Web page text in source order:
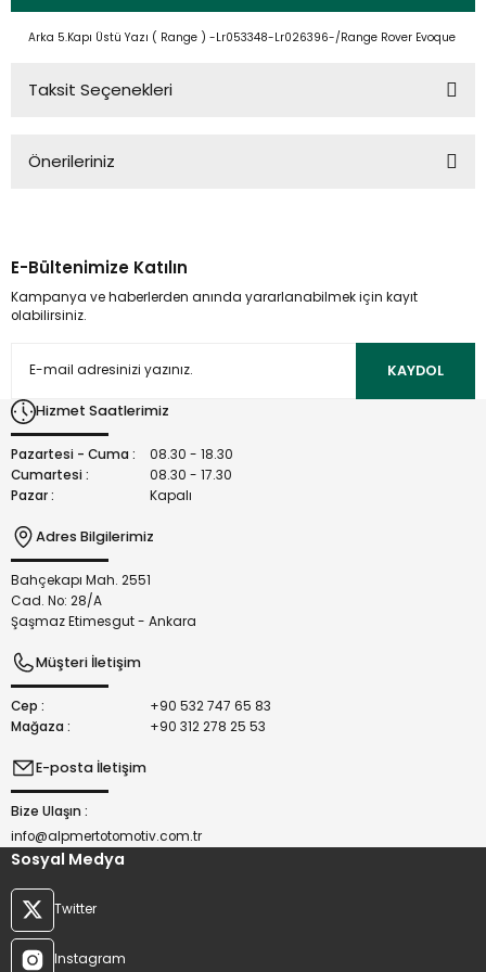
Arka 5.Kapı Üstü Yazı ( Range ) -Lr053348-Lr026396-/Range Rover Evoque
Taksit Seçenekleri
Önerileriniz
kullanarak tarafımıza iletebilirsiniz.
Görüş ve önerileriniz için teşekkür ederiz.
Ürün açıklamasında eksik bilgiler bulunuyor.
Bu ürüne benzer farklı alternatifler olmalı.
E-Bültenimize Katılın
Kampanya ve haberlerden anında yararlanabilmek için kayıt
olabilirsiniz.
KAYDOL
Hizmet Saatlerimiz
Pazartesi - Cuma :
08.30 - 18.30
Cumartesi :
08.30 - 17.30
Pazar :
Kapalı
Adres Bilgilerimiz
Bahçekapı Mah. 2551
Cad. No: 28/A
Şaşmaz Etimesgut - Ankara
Müşteri İletişim
Cep :
+90 532 747 65 83
Mağaza :
+90 312 278 25 53
E-posta İletişim
Bize Ulaşın :
info@alpmertotomotiv.com.tr
Sosyal Medya
Twitter
Instagram